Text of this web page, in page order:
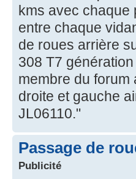
kms avec chaque
entre chaque
de roues arrière
308 T7
membre du
droite et gauche
JL06110."
Passage de
Publicité